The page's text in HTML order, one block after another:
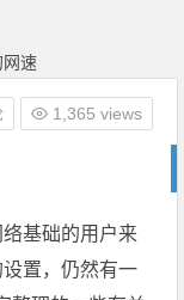
网速
1,365 views
基础的用户来
置，仍然有一